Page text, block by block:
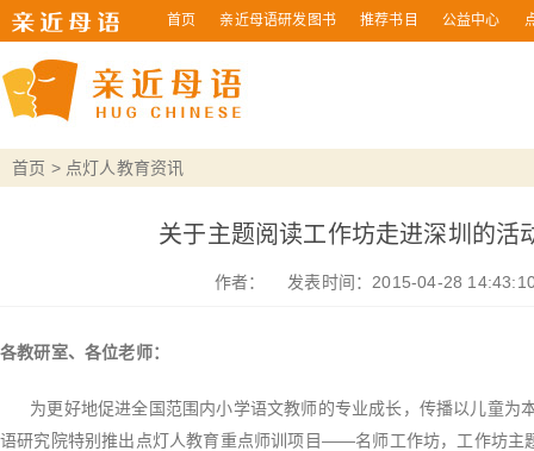
首页 亲近母语研发图书 推荐书目 公益中心
首页 > 点灯人教育资讯
关于主题阅读工作坊走进深圳的活
作者： 发表时间：2015-04-28
各教研室、各位老师：
为更好地促进全国范围内小学语文教师的专业成长，传播以儿童为
语研究院特别推出点灯人教育重点师训项目——名师工作坊，工作坊主